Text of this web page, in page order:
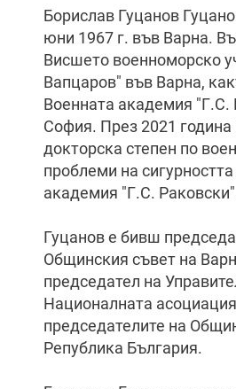
Борислав Гуцанов
юни 1967 г. във Варна.
Висшето военноморско
Вапцаров" във Варна,
Военната академия "Г.С.
София. През 2021 година
докторска степен по
проблеми на
академия "Г.С.
Гуцанов е бивш
Общинския съвет на
председател на
Националната
председателите на
Република България.